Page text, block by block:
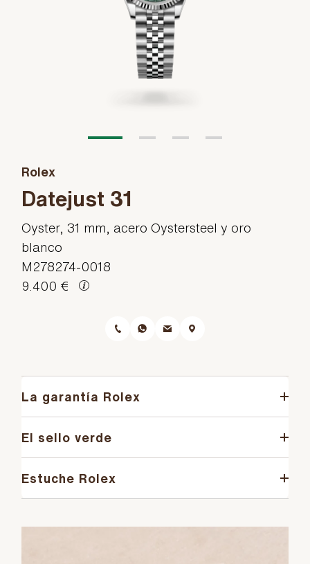
Rolex
Datejust 31
Oyster, 31 mm, acero Oystersteel y oro
blanco
M278274-0018
9.400 €
La garantía Rolex
El sello verde
Estuche Rolex